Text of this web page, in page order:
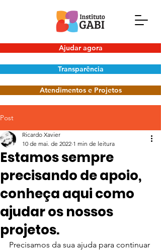
Ajudar agora
Transparência
Atendimentos e Projetos
Post
Estamos sempre
precisando de apoio,
conheça aqui como
ajudar os nossos
projetos.
Ricardo Xavier
10 de mai. de 2022 1 min de leitura
Precisamos da sua ajuda para continuar